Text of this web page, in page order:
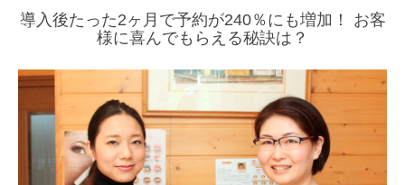
導入後たった2ヶ月で予約が240％にも増加！ お客
様に喜んでもらえる秘訣は？